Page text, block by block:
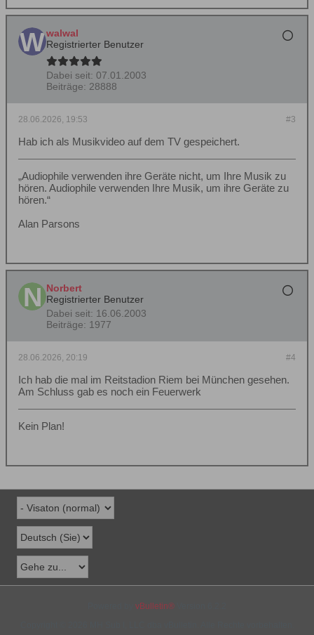
walwal
Registrierter Benutzer
Dabei seit: 07.01.2003
Beiträge: 28888
#3
28.06.2026, 19:53
Hab ich als Musikvideo auf dem TV gespeichert.
„Audiophile verwenden ihre Geräte nicht, um Ihre Musik zu
hören. Audiophile verwenden Ihre Musik, um ihre Geräte zu
hören.“
Alan Parsons
Norbert
Registrierter Benutzer
Dabei seit: 16.06.2003
Beiträge: 1977
#4
28.06.2026, 20:19
Ich hab die mal im Reitstadion Riem bei München gesehen.
Am Schluss gab es noch ein Feuerwerk
Kein Plan!
vBulletin®